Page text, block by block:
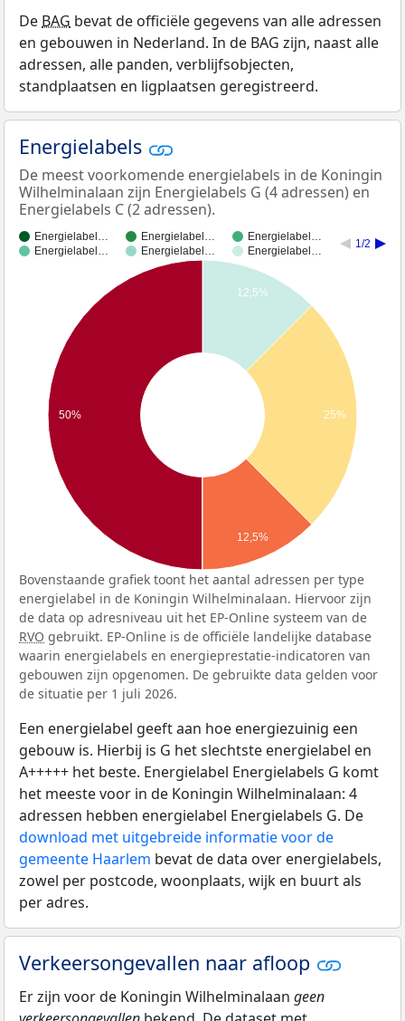
De BAG bevat de officiële gegevens van alle adressen
en gebouwen in Nederland. In de BAG zijn, naast alle
adressen, alle panden, verblijfsobjecten,
standplaatsen en ligplaatsen geregistreerd.
Energielabels
De meest voorkomende energielabels in de Koningin
Wilhelminalaan zijn Energielabels G (4 adressen) en
Energielabels C (2 adressen).
Energielabel… Energielabel…
Energielabel…
Energielabel…
Energielabel… Energielabel…
1/2
12,5%
25%
50%
12,5%
Bovenstaande grafiek toont het aantal adressen per type
energielabel in de Koningin Wilhelminalaan. Hiervoor zijn
de data op adresniveau uit het EP-Online systeem van de
RVO gebruikt. EP-Online is de officiële landelijke database
waarin energielabels en energieprestatie-indicatoren van
gebouwen zijn opgenomen. De gebruikte data gelden voor
de situatie per 1 juli 2026.
Een energielabel geeft aan hoe energiezuinig een
gebouw is. Hierbij is G het slechtste energielabel en
A+++++ het beste. Energielabel Energielabels G komt
het meeste voor in de Koningin Wilhelminalaan: 4
adressen hebben energielabel Energielabels G. De
download met uitgebreide informatie voor de
gemeente Haarlem bevat de data over energielabels,
zowel per postcode, woonplaats, wijk en buurt als
per adres.
Verkeersongevallen naar afloop
Er zijn voor de Koningin Wilhelminalaan geen